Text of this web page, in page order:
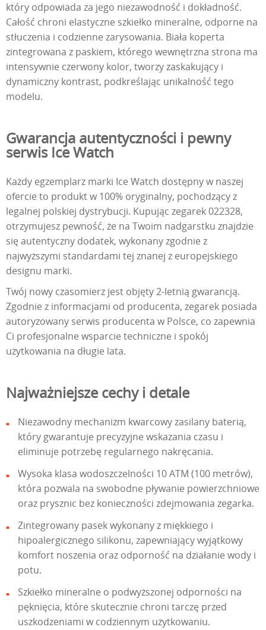
który odpowiada za jego niezawodność i dokładność.
Całość chroni elastyczne szkiełko mineralne, odporne na
stłuczenia i codzienne zarysowania. Biała koperta
zintegrowana z paskiem, którego wewnętrzna strona ma
intensywnie czerwony kolor, tworzy zaskakujący i
dynamiczny kontrast, podkreślając unikalność tego
modelu.
Gwarancja autentyczności i pewny
serwis Ice Watch
Każdy egzemplarz marki Ice Watch dostępny w naszej
ofercie to produkt w 100% oryginalny, pochodzący z
legalnej polskiej dystrybucji. Kupując zegarek 022328,
otrzymujesz pewność, że na Twoim nadgarstku znajdzie
się autentyczny dodatek, wykonany zgodnie z
najwyższymi standardami tej znanej z europejskiego
designu marki.
Twój nowy czasomierz jest objęty 2-letnią gwarancją.
Zgodnie z informacjami od producenta, zegarek posiada
autoryzowany serwis producenta w Polsce, co zapewnia
Ci profesjonalne wsparcie techniczne i spokój
użytkowania na długie lata.
Najważniejsze cechy i detale
Niezawodny mechanizm kwarcowy zasilany baterią,
który gwarantuje precyzyjne wskazania czasu i
eliminuje potrzebę regularnego nakręcania.
Wysoka klasa wodoszczelności 10 ATM (100 metrów),
która pozwala na swobodne pływanie powierzchniowe
oraz prysznic bez konieczności zdejmowania zegarka.
Zintegrowany pasek wykonany z miękkiego i
hipoalergicznego silikonu, zapewniający wyjątkowy
komfort noszenia oraz odporność na działanie wody i
potu.
Szkiełko mineralne o podwyższonej odporności na
pęknięcia, które skutecznie chroni tarczę przed
uszkodzeniami w codziennym użytkowaniu.